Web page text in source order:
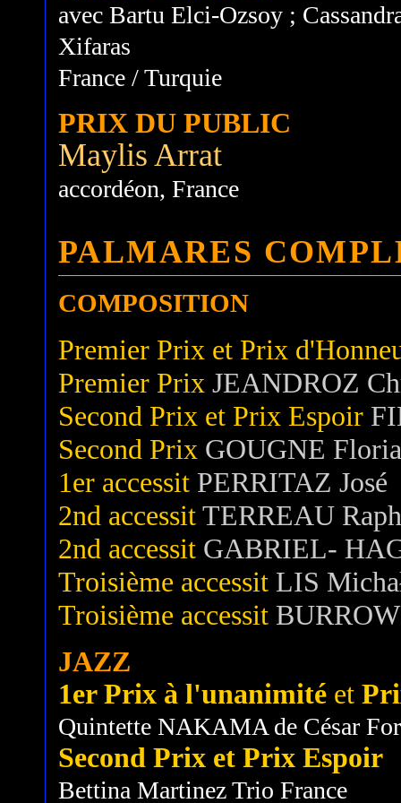
avec Bartu Elci-Ozsoy ;
Xifaras
France / Turquie
PRIX DU PUBLIC
Maylis Arrat
accordéon, France
PALMARES
COMPOSITION
Premier Prix et Prix
Premier Prix JEANDROZ
Second Prix et Prix Espoir
Second Prix GOUGNE
1er accessit PERRITAZ José
2nd accessit TERREAU
2nd accessit GABRIEL-
Troisième accessit LIS
Troisième accessit
JAZZ
1er Prix à l'unanimité et
Quintette NAKAMA de César
Second Prix et Prix Espoir
Bettina Martinez Trio France